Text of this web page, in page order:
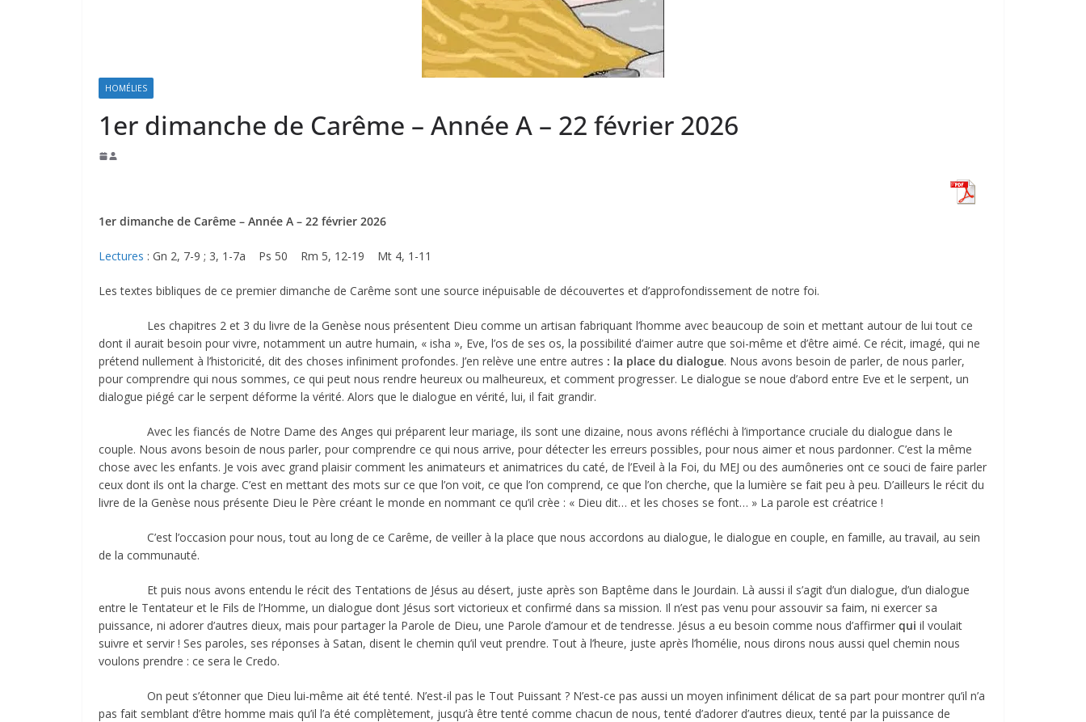
HOMÉLIES
1er dimanche de Carême – Année A – 22 février 2026
1er dimanche de Carême – Année A – 22 février 2026
Lectures : Gn 2, 7-9 ; 3, 1-7a Ps 50 Rm 5, 12-19 Mt 4, 1-11
Les textes bibliques de ce premier dimanche de Carême sont une source inépuisable de découvertes et d’approfondissement de notre foi.
Les chapitres 2 et 3 du livre de la Genèse nous présentent Dieu comme un artisan fabriquant l’homme avec beaucoup de soin et mettant autour de lui tout ce
dont il aurait besoin pour vivre, notamment un autre humain, « isha », Eve, l’os de ses os, la possibilité d’aimer autre que soi-même et d’être aimé. Ce récit, imagé, qui ne
prétend nullement à l’historicité, dit des choses infiniment profondes. J’en relève une entre autres : la place du dialogue. Nous avons besoin de parler, de nous parler,
pour comprendre qui nous sommes, ce qui peut nous rendre heureux ou malheureux, et comment progresser. Le dialogue se noue d’abord entre Eve et le serpent, un
dialogue piégé car le serpent déforme la vérité. Alors que le dialogue en vérité, lui, il fait grandir.
Avec les fiancés de Notre Dame des Anges qui préparent leur mariage, ils sont une dizaine, nous avons réfléchi à l’importance cruciale du dialogue dans le
couple. Nous avons besoin de nous parler, pour comprendre ce qui nous arrive, pour détecter les erreurs possibles, pour nous aimer et nous pardonner. C’est la même
chose avec les enfants. Je vois avec grand plaisir comment les animateurs et animatrices du caté, de l’Eveil à la Foi, du MEJ ou des aumôneries ont ce souci de faire parler
ceux dont ils ont la charge. C’est en mettant des mots sur ce que l’on voit, ce que l’on comprend, ce que l’on cherche, que la lumière se fait peu à peu. D’ailleurs le récit du
livre de la Genèse nous présente Dieu le Père créant le monde en nommant ce qu’il crèe : « Dieu dit… et les choses se font… » La parole est créatrice !
C’est l’occasion pour nous, tout au long de ce Carême, de veiller à la place que nous accordons au dialogue, le dialogue en couple, en famille, au travail, au sein
de la communauté.
Et puis nous avons entendu le récit des Tentations de Jésus au désert, juste après son Baptême dans le Jourdain. Là aussi il s’agit d’un dialogue, d’un dialogue
entre le Tentateur et le Fils de l’Homme, un dialogue dont Jésus sort victorieux et confirmé dans sa mission. Il n’est pas venu pour assouvir sa faim, ni exercer sa
puissance, ni adorer d’autres dieux, mais pour partager la Parole de Dieu, une Parole d’amour et de tendresse. Jésus a eu besoin comme nous d’affirmer qui il voulait
suivre et servir ! Ses paroles, ses réponses à Satan, disent le chemin qu’il veut prendre. Tout à l’heure, juste après l’homélie, nous dirons nous aussi quel chemin nous
voulons prendre : ce sera le Credo.
On peut s’étonner que Dieu lui-même ait été tenté. N’est-il pas le Tout Puissant ? N’est-ce pas aussi un moyen infiniment délicat de sa part pour montrer qu’il n’a
pas fait semblant d’être homme mais qu’il l’a été complètement, jusqu’à être tenté comme chacun de nous, tenté d’adorer d’autres dieux, tenté par la puissance de